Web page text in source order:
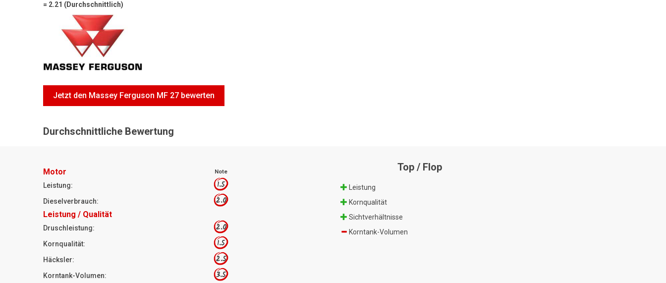
= 2.21 (Durchschnittlich)
Jetzt den Massey Ferguson MF 27 bewerten
Durchschnittliche Bewertung
Motor Note
Leistung: 1.5
Dieselverbrauch: 2.0
Leistung / Qualität
Druschleistung: 2.0
Kornqualität: 1.5
Häcksler: 2.5
Korntank-Volumen: 3.5
Top / Flop
Leistung
Kornqualität
Sichtverhältnisse
Korntank-Volumen